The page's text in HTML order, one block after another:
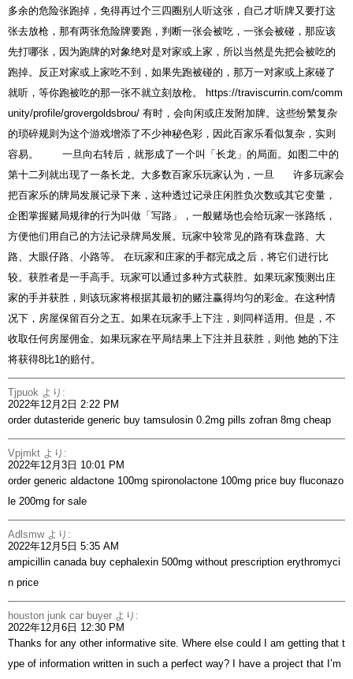
多余的危险张跑掉，免得再过个三四圈别人听这张，自己才听牌又要打这
张去放枪，那有两张危险牌要跑，判断一张会被吃，一张会被碰，那应该
先打哪张，因为跑牌的对象绝对是对家或上家，所以当然是先把会被吃的
跑掉。反正对家或上家吃不到，如果先跑被碰的，那万一对家或上家碰了
就听，等你跑被吃的那一张不就立刻放枪。
https://traviscurrin.com/comm
unity/profile/grovergoldsbrou/ 有时，会向闲或庄发附加牌。这些纷繁复杂
的琐碎规则为这个游戏增添了不少神秘色彩，因此百家乐看似复杂，实则
容易。 一旦向右转后，就形成了一个叫「长龙」的局面。如图二中的
第十二列就出现了一条长龙。大多数百家乐玩家认为，一旦 许多玩家会
把百家乐的牌局发展记录下来，这种透过记录庄闲胜负次数或其它变量，
企图掌握赌局规律的行为叫做「写路」，一般赌场也会给玩家一张路纸，
方便他们用自己的方法记录牌局发展。玩家中较常见的路有珠盘路、大
路、大眼仔路、小路等。 在玩家和庄家的手都完成之后，将它们进行比
较。获胜者是一手高手。玩家可以通过多种方式获胜。如果玩家预测出庄
家的手并获胜，则该玩家将根据其最初的赌注赢得均匀的彩金。在这种情
况下，房屋保留百分之五。如果在玩家手上下注，则同样适用。但是，不
收取任何房屋佣金。如果玩家在平局结果上下注并且获胜，则他 她的下注
将获得8比1的赔付。
Tjpuok より:
2022年12月2日 2:22 PM
order dutasteride generic buy tamsulosin 0.2mg pills zofran 8mg cheap
Vpjmkt より:
2022年12月3日 10:01 PM
order generic aldactone 100mg spironolactone 100mg price buy fluconazo
le 200mg for sale
Adlsmw より:
2022年12月5日 5:35 AM
ampicillin canada buy cephalexin 500mg without prescription erythromyci
n price
houston junk car buyer より:
2022年12月6日 12:30 PM
Thanks for any other informative site. Where else could I am getting that t
ype of information written in such a perfect way? I have a project that I’m